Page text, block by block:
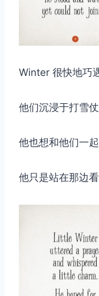
Winter 很快地巧
他们沉浸于打雪
他也想和他们一
他只是站在那边